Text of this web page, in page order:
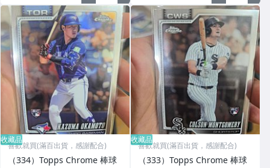
收藏品
喜歡就買(滿百出貨，感謝配合)
（334）Topps Chrome 棒球
收藏品
喜歡就買(滿百出貨，感謝配合)
（333）Topps Chrome 棒球